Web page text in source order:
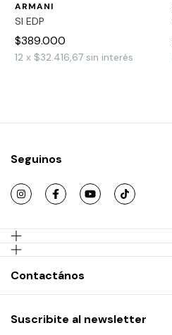
ARMANI
SI EDP
$389.000
12 x $32.416,67 sin interés
Seguinos
Contactános
Suscribite al newsletter